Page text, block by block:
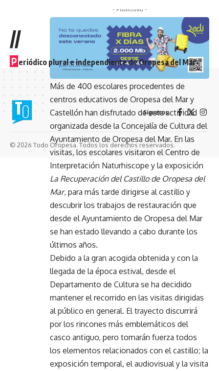
- Publicidad -
Más de 400 escolares procedentes de
centros educativos de Oropesa del Mar y
Castellón han disfrutado de esta actividad
organizada desde la Concejalía de Cultura del
Ayuntamiento de Oropesa del Mar. En las
visitas, los escolares visitaron el Centro de
Interpretación Naturhiscope y la exposición
La Recuperación del Castillo de Oropesa del
Mar, para más tarde dirigirse al castillo y
descubrir los trabajos de restauración que
desde el Ayuntamiento de Oropesa del Mar
se han estado llevando a cabo durante los
últimos años.
Debido a la gran acogida obtenida y con la
llegada de la época estival, desde el
Departamento de Cultura se ha decidido
mantener el recorrido en las visitas dirigidas
al público en general. El trayecto discurrirá
por los rincones más emblemáticos del
casco antiguo, pero tomarán fuerza todos
los elementos relacionados con el castillo; la
exposición temporal, el audiovisual y la visita
//
P eriódico plural e independiente de Oropesa del Mar
Síguenos
© 2026 Todo Oropesa. Todos los derechos reservados.